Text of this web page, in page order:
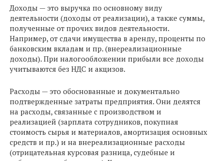
Доходы — это выручка по основному виду
деятельности (доходы от реализации), а также суммы,
полученные от прочих видов деятельности.
Например, от сдачи имущества в аренду, проценты по
банковским вкладам и пр. (внереализационные
доходы). При налогообложении прибыли все доходы
учитываются без НДС и акцизов.
Расходы — это обоснованные и документально
подтвержденные затраты предприятия. Они делятся
на расходы, связанные с производством и
реализацией (зарплата сотрудников, покупная
стоимость сырья и материалов, амортизация основных
средств и пр.) и на внереализационные расходы
(отрицательная курсовая разница, судебные и